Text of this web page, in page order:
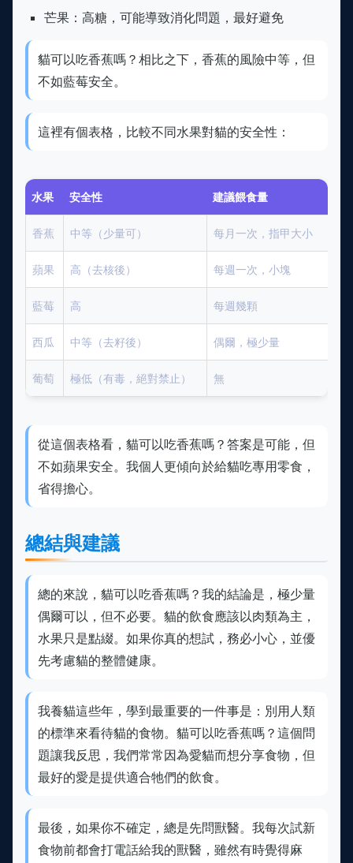
芒果：高糖，可能導致消化問題，最好避免
貓可以吃香蕉嗎？相比之下，香蕉的風險中等，但
不如藍莓安全。
這裡有個表格，比較不同水果對貓的安全性：
水果 安全性 建議餵食量
香蕉 中等（少量可） 每月一次，指甲大小
蘋果 高（去核後） 每週一次，小塊
藍莓 高 每週幾顆
西瓜 中等（去籽後） 偶爾，極少量
葡萄 極低（有毒，絕對禁止） 無
從這個表格看，貓可以吃香蕉嗎？答案是可能，但
不如蘋果安全。我個人更傾向於給貓吃專用零食，
省得擔心。
總結與建議
總的來說，貓可以吃香蕉嗎？我的結論是，極少量
偶爾可以，但不必要。貓的飲食應該以肉類為主，
水果只是點綴。如果你真的想試，務必小心，並優
先考慮貓的整體健康。
我養貓這些年，學到最重要的一件事是：別用人類
的標準來看待貓的食物。貓可以吃香蕉嗎？這個問
題讓我反思，我們常常因為愛貓而想分享食物，但
最好的愛是提供適合牠們的飲食。
最後，如果你不確定，總是先問獸醫。我每次試新
食物前都會打電話給我的獸醫，雖然有時覺得麻